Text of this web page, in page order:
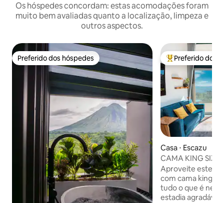
Os hóspedes concordam: estas acomodações foram
muito bem avaliadas quanto a localização, limpeza e
outros aspectos.
Preferido dos hóspedes
Preferido dos hóspedes Entre os
Preferido dos
Casa ⋅ Escazu
CAMA KING
HillView, áreas
Aproveite este
com cama king
tudo o que é
estadia